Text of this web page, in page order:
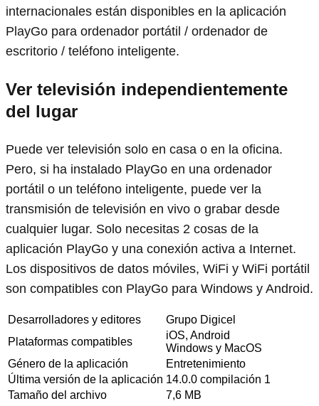
internacionales están disponibles en la aplicación
PlayGo para ordenador portátil / ordenador de
escritorio / teléfono inteligente.
Ver televisión independientemente
del lugar
Puede ver televisión solo en casa o en la oficina.
Pero, si ha instalado PlayGo en una ordenador
portátil o un teléfono inteligente, puede ver la
transmisión de televisión en vivo o grabar desde
cualquier lugar. Solo necesitas 2 cosas de la
aplicación PlayGo y una conexión activa a Internet.
Los dispositivos de datos móviles, WiFi y WiFi portátil
son compatibles con PlayGo para Windows y Android.
Desarrolladores y editores
Grupo Digicel
Plataformas compatibles
iOS, Android
Windows y MacOS
Género de la aplicación
Entretenimiento
Última versión de la aplicación 14.0.0 compilación 1
Tamaño del archivo
7,6 MB